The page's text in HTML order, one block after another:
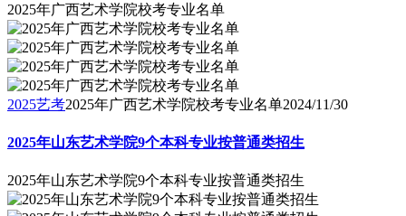
2025年广西艺术学院校考专业名单
2025艺考2025年广西艺术学院校考专业名单2024/11/30
2025年山东艺术学院9个本科专业按普通类招生
2025年山东艺术学院9个本科专业按普通类招生